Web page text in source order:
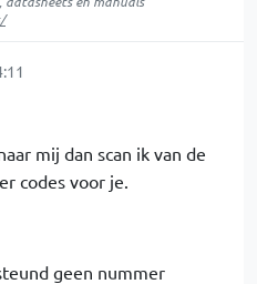
mij dan scan ik van de
codes voor je.
geen nummer